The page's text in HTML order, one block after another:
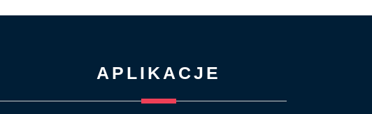
APLIKACJE